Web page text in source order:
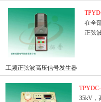
工频正弦波高压信号发生器
在全
正弦
35kV，